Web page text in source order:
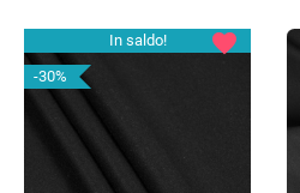
In saldo!
-30%
favorite